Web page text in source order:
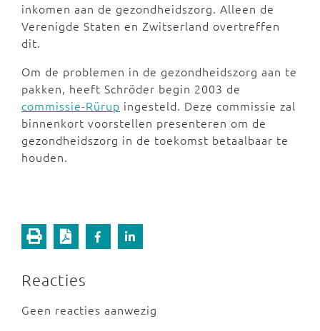
inkomen aan de gezondheidszorg. Alleen de
Verenigde Staten en Zwitserland overtreffen
dit.
Om de problemen in de gezondheidszorg aan te
pakken, heeft Schröder begin 2003 de
commissie-Rürup ingesteld. Deze commissie zal
binnenkort voorstellen presenteren om de
gezondheidszorg in de toekomst betaalbaar te
houden.
Reacties
Geen reacties aanwezig